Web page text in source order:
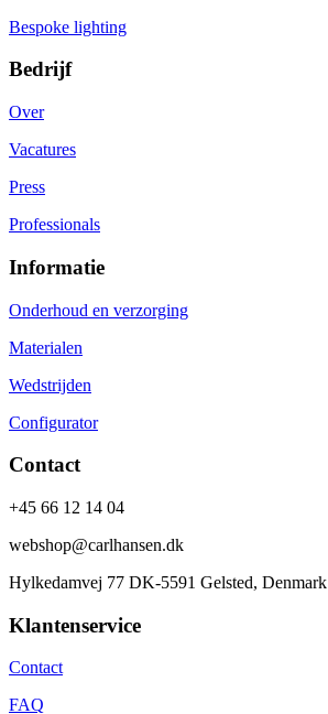
Bespoke lighting
Bedrijf
Over
Vacatures
Press
Professionals
Informatie
Onderhoud en verzorging
Materialen
Wedstrijden
Configurator
Contact
+45 66 12 14 04
webshop@carlhansen.dk
Hylkedamvej 77 DK-5591 Gelsted, Denmark
Klantenservice
Contact
FAQ